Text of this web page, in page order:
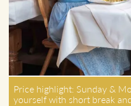
Price highlight: Sunday &
yourself with short break